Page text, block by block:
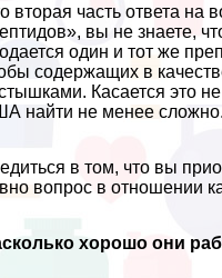
вторая часть ответа на
вы не знаете,
один и тот же
содержащих в
Касается это
найти не менее сложно.
в том, что вы
вопрос в отношении
хорошо они